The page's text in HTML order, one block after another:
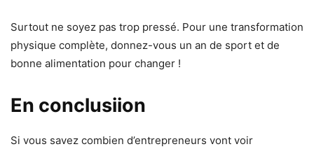
Surtout ne soyez pas trop pressé. Pour une transformation
physique complète, donnez-vous un an de sport et de
bonne alimentation pour changer !
En conclusiion
Si vous savez combien d’entrepreneurs vont voir